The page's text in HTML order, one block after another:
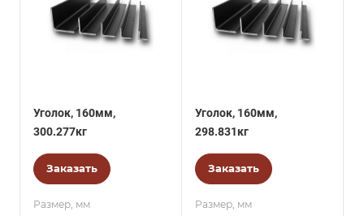
Уголок, 160мм,
300.277кг
Заказать
Размер, мм
Уголок, 160мм,
298.831кг
Заказать
Размер, мм